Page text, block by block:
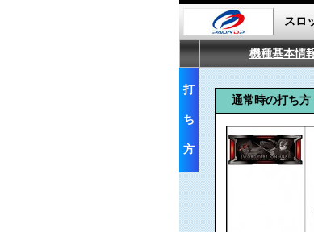
スロ
機種基本情
打
ち
方
通常時の打ち方